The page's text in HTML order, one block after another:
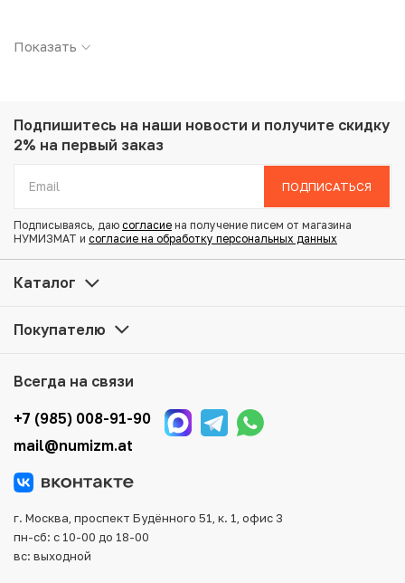
Металл: Серебро
Проба: 925
Состояние: Proof
Тематика: Выдающиеся личности
К монете прилагается сертификат
рождения Абая Кунанбаева — Медресе» по
Все монеты, представленные в каталоге, находятся в
наличии на нашем складе.
Мы доставим Ваш заказ в любой регион России, кроме
Для вашего удобства представлены несколько способов
тщательно упаковываются, что исключает возможность
повреждения во время доставки.
Показать
Подпишитесь на наши новости и получите скидку
2% на первый заказ
ПОДПИСАТЬСЯ
Подписываясь, даю согласие на получение писем от магазина
НУМИЗМАТ и согласие на обработку персональных данных
Каталог
Покупателю
Всегда на связи
+7 (985) 008-91-90
mail@numizm.at
г. Москва, проспект Будённого 51, к. 1, офис 3
пн-сб: с 10-00 до 18-00
вс: выходной